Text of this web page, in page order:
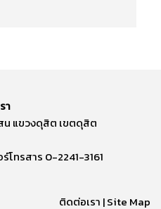
า
น แขวงดุสิต เขตดุสิต
โทรสาร 0-2241-3161
ติดต่อเรา | Site Map